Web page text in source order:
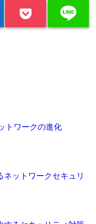
line
トワークの進化
ネットワークセキュリ